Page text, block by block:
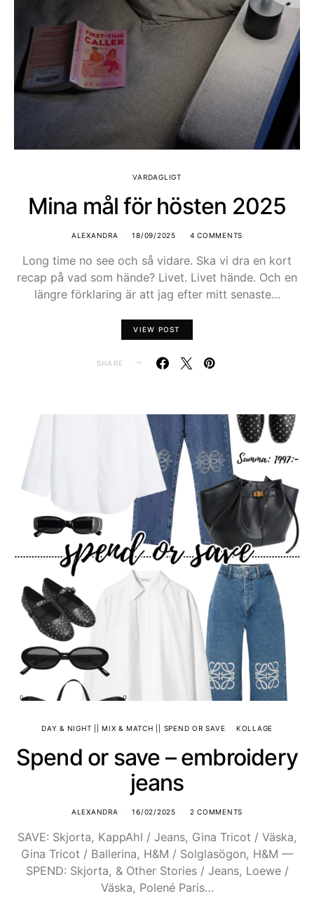
VARDAGLIGT
Mina mål för hösten 2025
ALEXANDRA 18/09/2025 4 COMMENTS
Long time no see och så vidare. Ska vi dra en kort
recap på vad som hände? Livet. Livet hände. Och en
längre förklaring är att jag efter mitt senaste…
VIEW POST
SHARE
DAY & NIGHT || MIX & MATCH || SPEND OR SAVE KOLLAGE
Spend or save – embroidery
jeans
ALEXANDRA 16/02/2025 2 COMMENTS
SAVE: Skjorta, KappAhl / Jeans, Gina Tricot / Väska,
Gina Tricot / Ballerina, H&M / Solglasögon, H&M —
SPEND: Skjorta, & Other Stories / Jeans, Loewe /
Väska, Polené Paris…